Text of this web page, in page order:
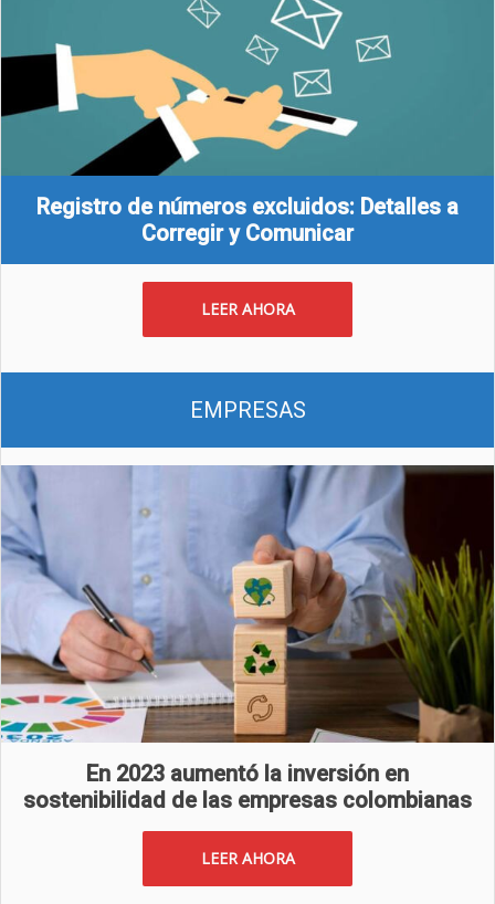
Registro de números excluidos: Detalles a
Corregir y Comunicar
LEER AHORA
EMPRESAS
En 2023 aumentó la inversión en
sostenibilidad de las empresas colombianas
LEER AHORA